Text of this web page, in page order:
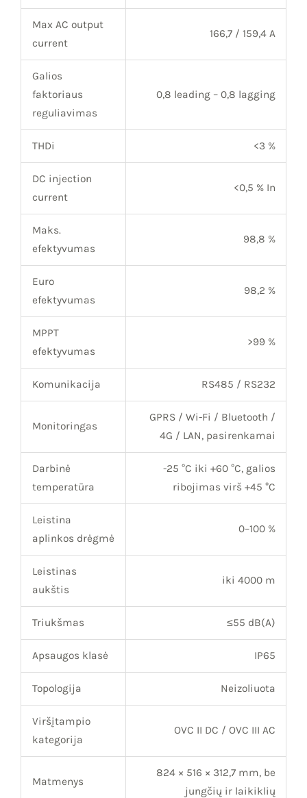
Max AC output
current
166,7 / 159,4 A
Galios
faktoriaus
reguliavimas
0,8 leading – 0,8 lagging
THDi <3 %
DC injection
current
<0,5 % In
Maks.
efektyvumas
98,8 %
Euro
efektyvumas
98,2 %
MPPT
efektyvumas
>99 %
Komunikacija RS485 / RS232
Monitoringas
GPRS / Wi-Fi / Bluetooth /
4G / LAN, pasirenkamai
Darbinė
temperatūra
-25 °C iki +60 °C, galios
ribojimas virš +45 °C
Leistina
aplinkos drėgmė
0–100 %
Leistinas
aukštis
iki 4000 m
Triukšmas ≤55 dB(A)
Apsaugos klasė IP65
Topologija Neizoliuota
Viršįtampio
kategorija
OVC II DC / OVC III AC
Matmenys
824 × 516 × 312,7 mm, be
jungčių ir laikiklių